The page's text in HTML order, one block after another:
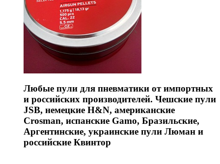
Любые пули для пневматики от импортных
и российских производителей. Чешские пули
JSB, немецкие H&N, американские
Crosman, испанские Gamo, Бразильские,
Аргентинские, украинские пули Люман и
российские Квинтор